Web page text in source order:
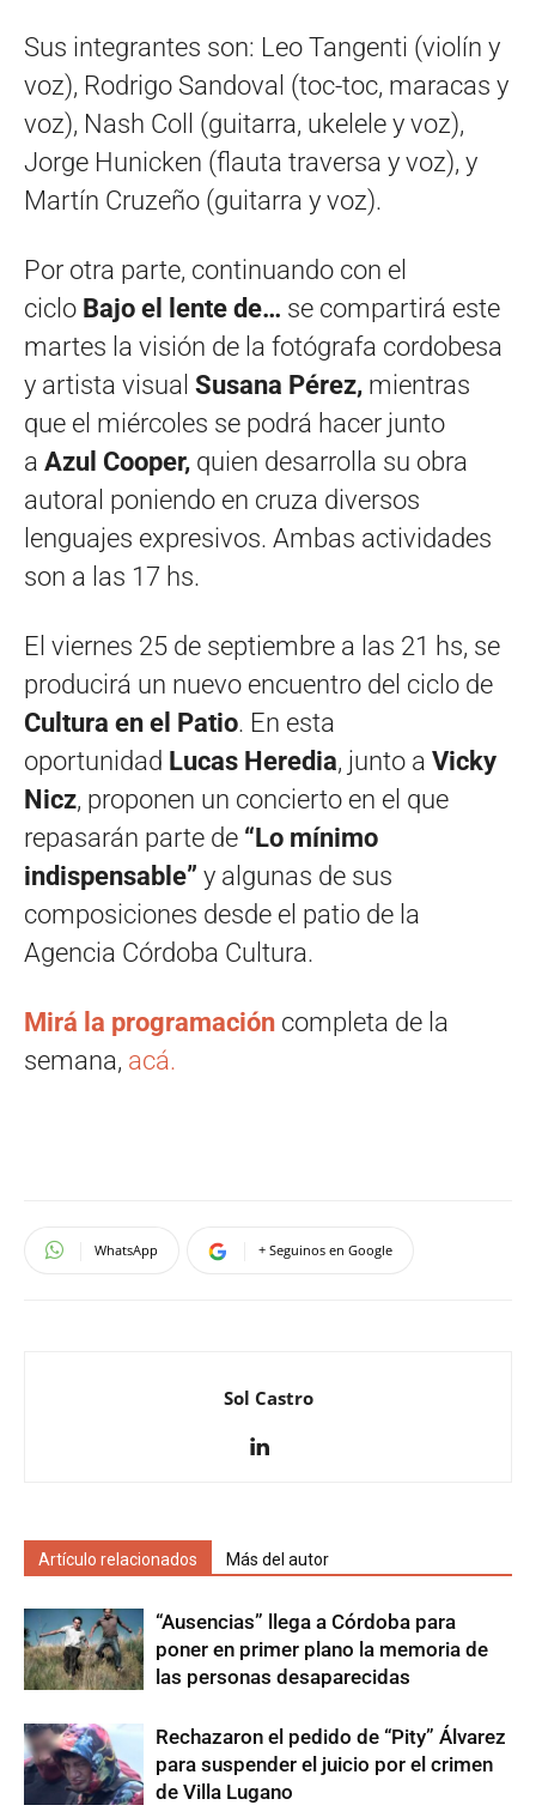
Sus integrantes son: Leo Tangenti (violín y
voz), Rodrigo Sandoval (toc-toc, maracas y
voz), Nash Coll (guitarra, ukelele y voz),
Jorge Hunicken (flauta traversa y voz), y
Martín Cruzeño (guitarra y voz).
Por otra parte, continuando con el
ciclo Bajo el lente de… se compartirá este
martes la visión de la fotógrafa cordobesa
y artista visual Susana Pérez, mientras
que el miércoles se podrá hacer junto
a Azul Cooper, quien desarrolla su obra
autoral poniendo en cruza diversos
lenguajes expresivos. Ambas actividades
son a las 17 hs.
El viernes 25 de septiembre a las 21 hs, se
producirá un nuevo encuentro del ciclo de
Cultura en el Patio. En esta
oportunidad Lucas Heredia, junto a Vicky
Nicz, proponen un concierto en el que
repasarán parte de “Lo mínimo
indispensable” y algunas de sus
composiciones desde el patio de la
Agencia Córdoba Cultura.
Mirá la programación completa de la
semana, acá.
WhatsApp + Seguinos en Google
Sol Castro
Artículo relacionados Más del autor
“Ausencias” llega a Córdoba para
poner en primer plano la memoria de
las personas desaparecidas
Rechazaron el pedido de “Pity” Álvarez
para suspender el juicio por el crimen
de Villa Lugano